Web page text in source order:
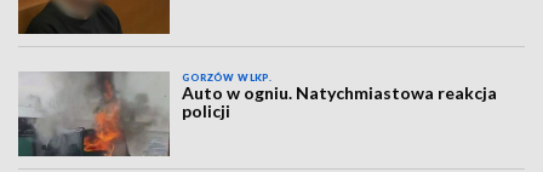
GORZÓW WLKP.
Auto w ogniu. Natychmiastowa reakcja
policji